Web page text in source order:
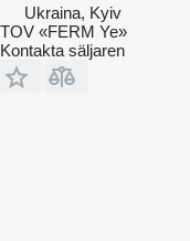
Ukraina, Kyiv
TOV «FERM Ye»
Kontakta säljaren